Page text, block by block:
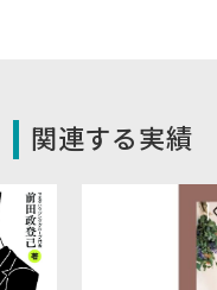
関連する実績